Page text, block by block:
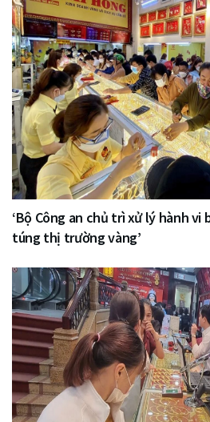
‘Bộ Công an chủ trì xử lý hành vi
túng thị trường vàng’